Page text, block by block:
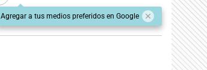
Agregar a tus medios preferidos en Google